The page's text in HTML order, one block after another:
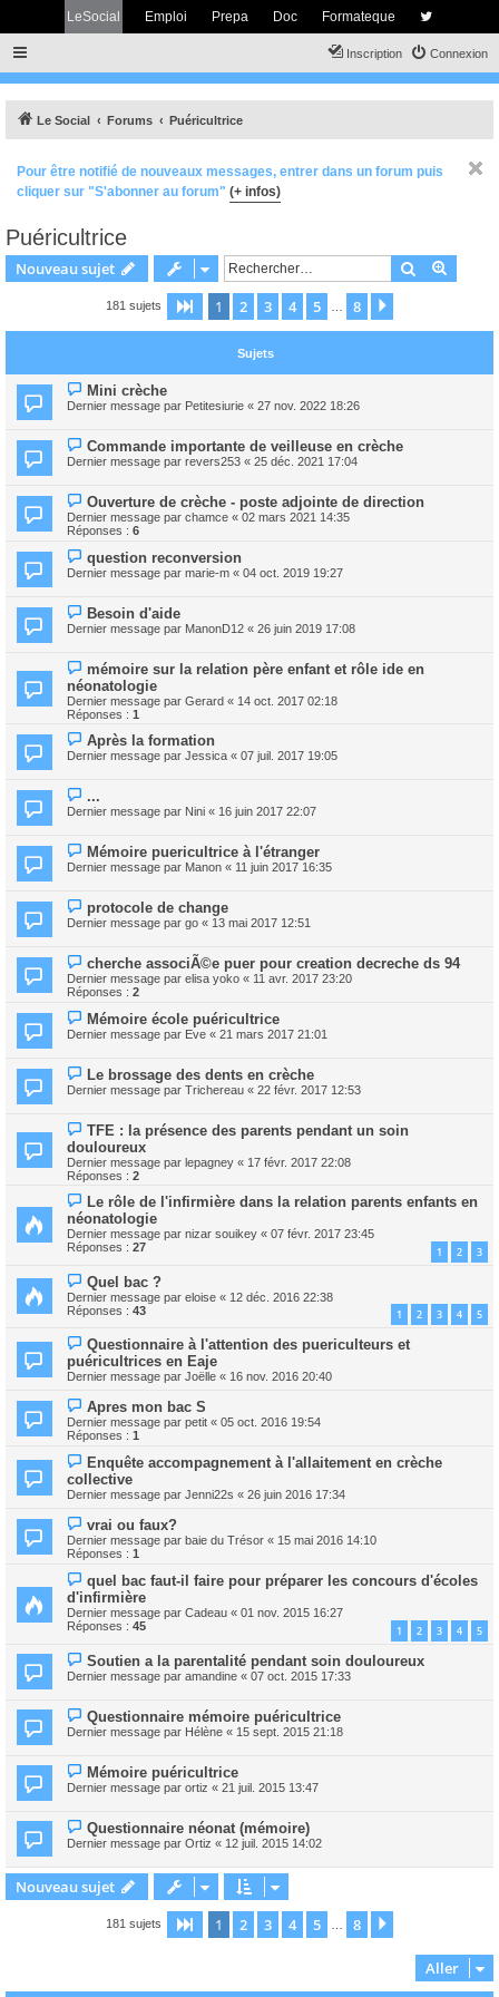
LeSocial Emploi Prepa Doc Formateque
Connexion
Inscription
Le Social Forums Puéricultrice
Pour être notifié de nouveaux messages, entrer dans un forum puis
cliquer sur "S'abonner au forum" (+ infos)
Puéricultrice
Nouveau sujet Rechercher
181 sujets Page 1sur8
1 2 3 4 5 8
Sujets
Mini crèche
Dernier message par Petitesiurie « 27 nov. 2022 18:26
Commande importante de veilleuse en crèche
Dernier message par revers253 « 25 déc. 2021 17:04
Ouverture de crèche - poste adjointe de direction
Dernier message par chamce « 02 mars 2021 14:35
Réponses : 6
question reconversion
Dernier message par marie-m « 04 oct. 2019 19:27
Besoin d'aide
Dernier message par ManonD12 « 26 juin 2019 17:08
mémoire sur la relation père enfant et rôle ide en
néonatologie
Dernier message par Gerard « 14 oct. 2017 02:18
Réponses : 1
Après la formation
Dernier message par Jessica « 07 juil. 2017 19:05
...
Dernier message par Nini « 16 juin 2017 22:07
Mémoire puericultrice à l'étranger
Dernier message par Manon « 11 juin 2017 16:35
protocole de change
Dernier message par go « 13 mai 2017 12:51
cherche associÃ©e puer pour creation decreche ds 94
Dernier message par elisa yoko « 11 avr. 2017 23:20
Réponses : 2
Mémoire école puéricultrice
Dernier message par Eve « 21 mars 2017 21:01
Le brossage des dents en crèche
Dernier message par Trichereau « 22 févr. 2017 12:53
TFE : la présence des parents pendant un soin
douloureux
Dernier message par lepagney « 17 févr. 2017 22:08
Réponses : 2
Le rôle de l'infirmière dans la relation parents enfants en
néonatologie
Dernier message par nizar souikey « 07 févr. 2017 23:45
Réponses : 27 1 2 3
Quel bac ?
Dernier message par eloise « 12 déc. 2016 22:38
Réponses : 43 1 2 3 4 5
Questionnaire à l'attention des puericulteurs et
puéricultrices en Eaje
Dernier message par Joëlle « 16 nov. 2016 20:40
Apres mon bac S
Dernier message par petit « 05 oct. 2016 19:54
Réponses : 1
Enquête accompagnement à l'allaitement en crèche
collective
Dernier message par Jenni22s « 26 juin 2016 17:34
vrai ou faux?
Dernier message par baie du Trésor « 15 mai 2016 14:10
Réponses : 1
quel bac faut-il faire pour préparer les concours d'écoles
d'infirmière
Dernier message par Cadeau « 01 nov. 2015 16:27
Réponses : 45 1 2 3 4 5
Soutien a la parentalité pendant soin douloureux
Dernier message par amandine « 07 oct. 2015 17:33
Questionnaire mémoire puéricultrice
Dernier message par Hélène « 15 sept. 2015 21:18
Mémoire puéricultrice
Dernier message par ortiz « 21 juil. 2015 13:47
Questionnaire néonat (mémoire)
Dernier message par Ortiz « 12 juil. 2015 14:02
Nouveau sujet
181 sujets Page 1sur8
1 2 3 4 5 8
Aller